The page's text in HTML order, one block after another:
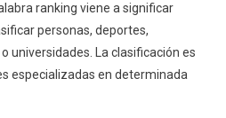
ranking viene a significar
personas, deportes,
universidades. La clasificación es
especializadas en determinada